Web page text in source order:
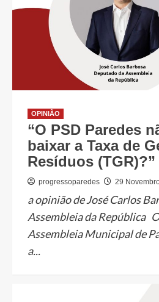
OPINIÃO
“O PSD Paredes
baixar a Taxa de
Resíduos (TGR)?”
progressoparedes 29
a opinião de José Carlos
Assembleia da República
Assembleia Municipal de
a...